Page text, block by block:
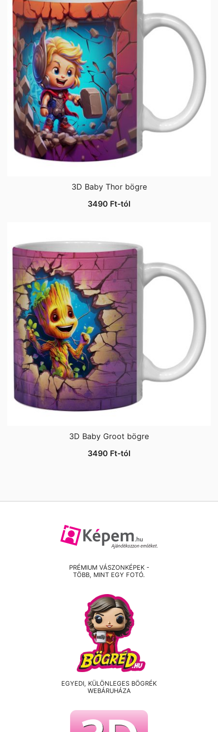
3D Baby Thor bögre
3490 Ft-tól
3D Baby Groot bögre
3490 Ft-tól
PRÉMIUM VÁSZONKÉPEK -
TÖBB, MINT EGY FOTÓ.
EGYEDI, KÜLÖNLEGES BÖGRÉK
WEBÁRUHÁZA